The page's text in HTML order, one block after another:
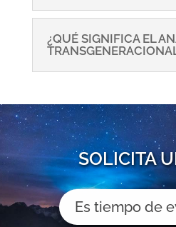
¿QUÉ SIGNIFICA EL
SOLICITA
Es tiempo de